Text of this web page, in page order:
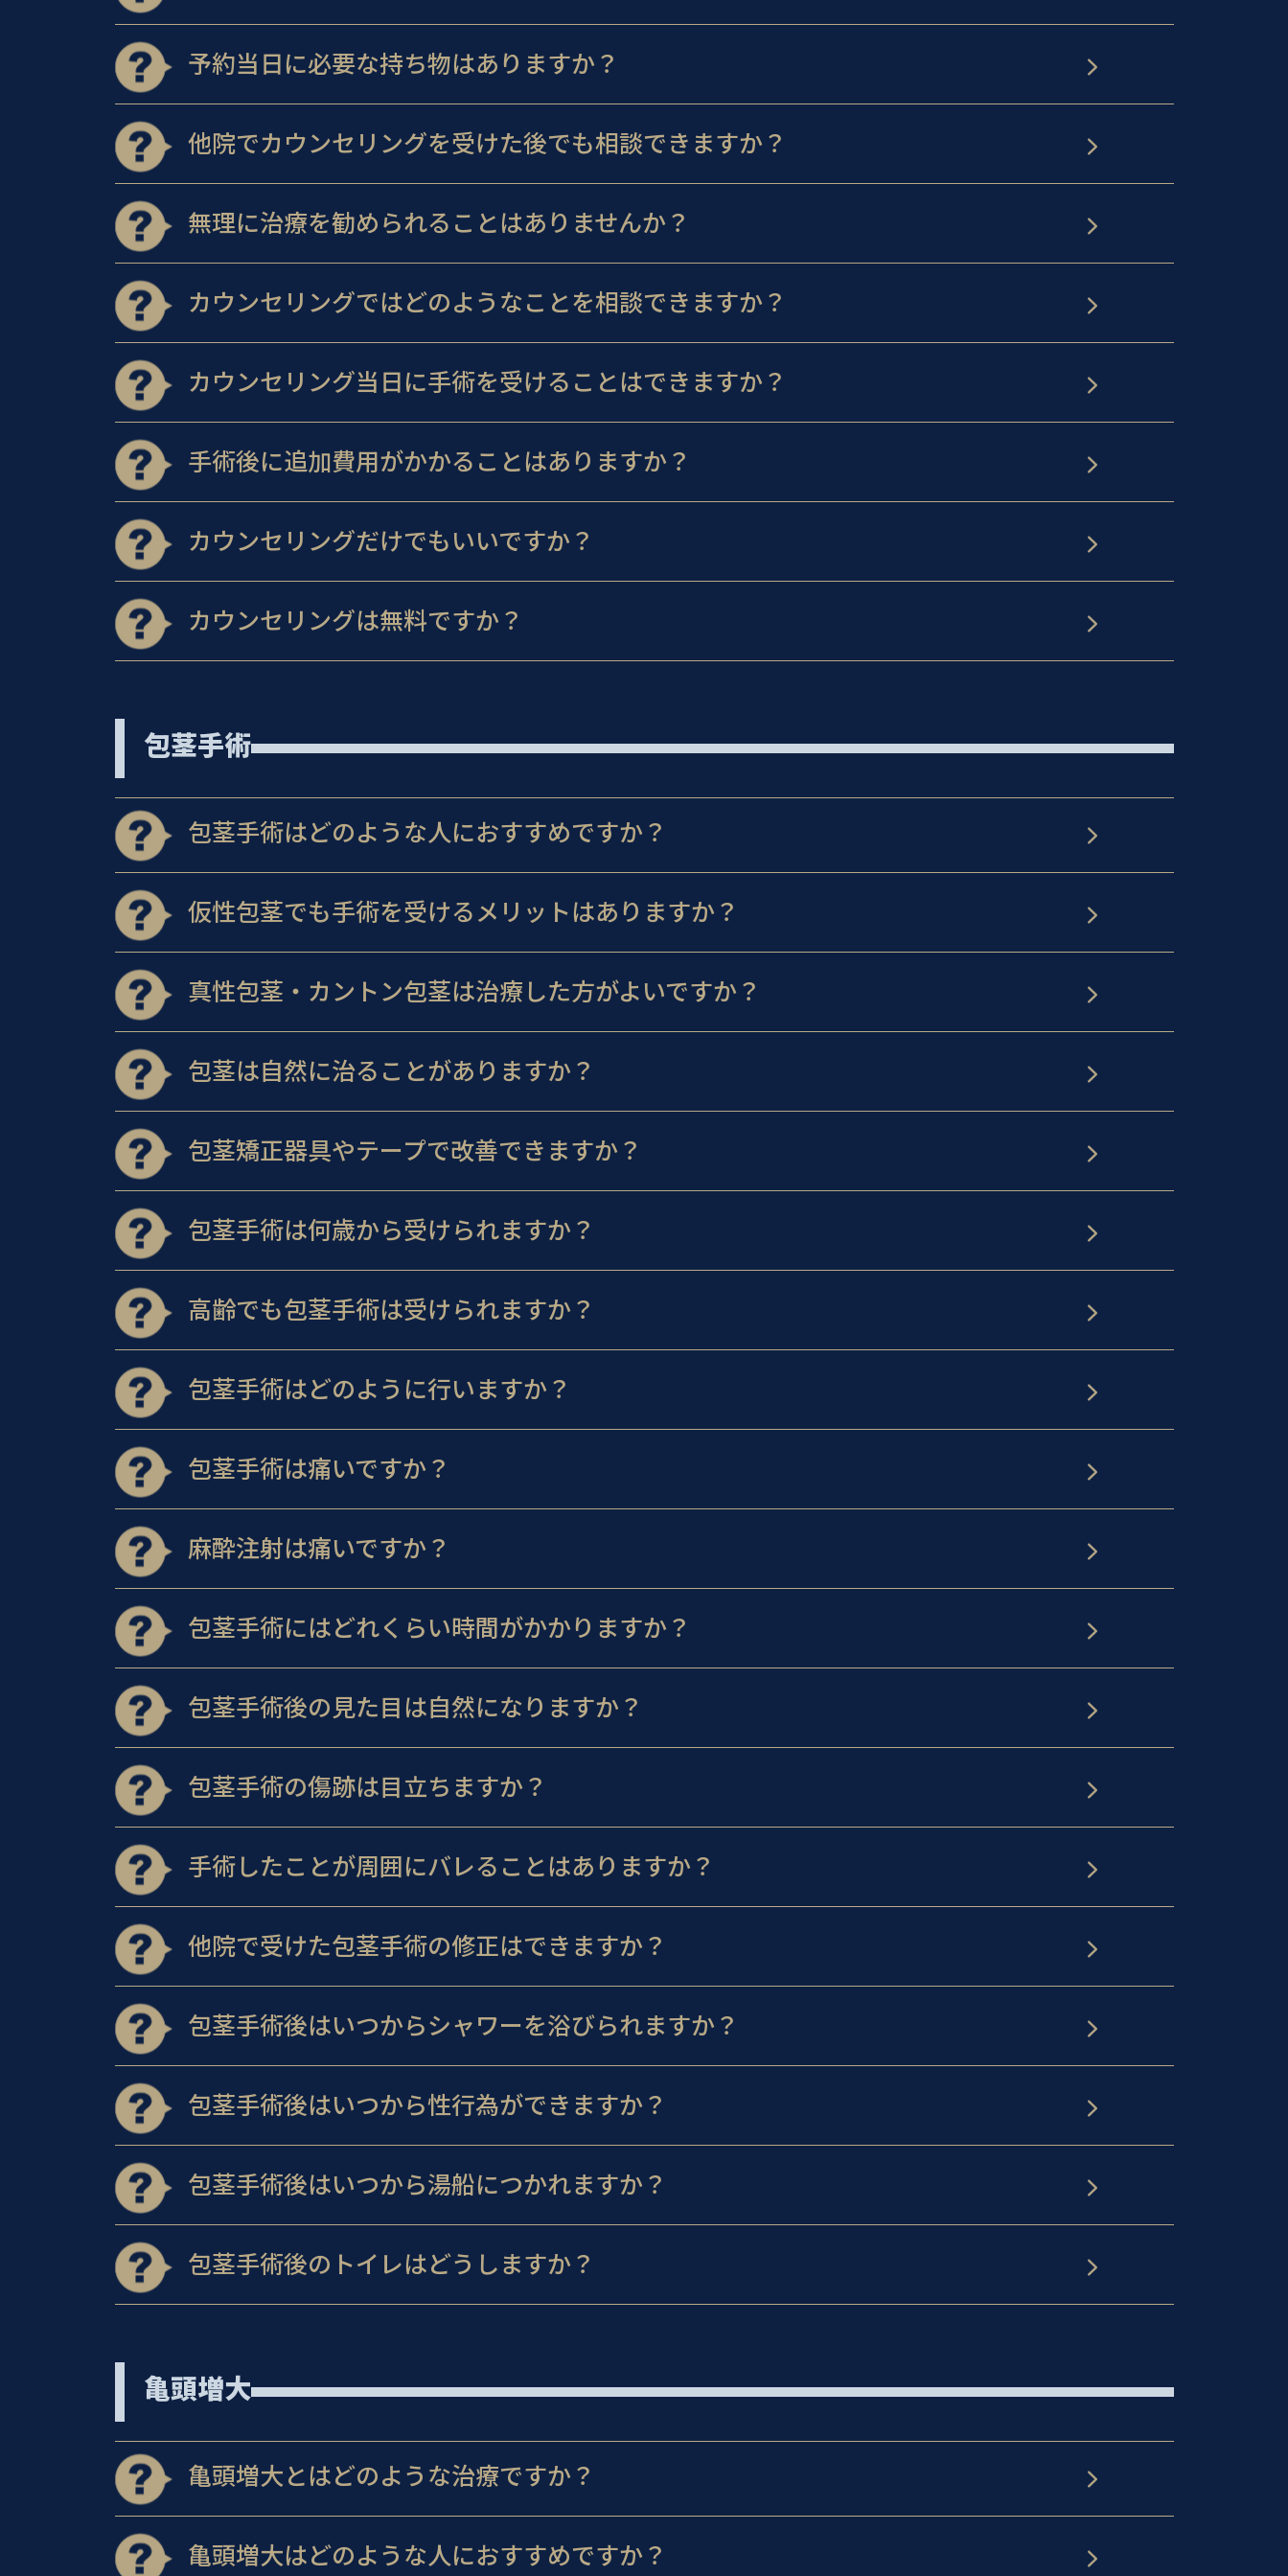
予約当日に必要な持ち物はありますか？
他院でカウンセリングを受けた後でも相談できますか？
無理に治療を勧められることはありませんか？
カウンセリングではどのようなことを相談できますか？
カウンセリング当日に手術を受けることはできますか？
手術後に追加費用がかかることはありますか？
カウンセリングだけでもいいですか？
カウンセリングは無料ですか？
包茎手術
包茎手術はどのような人におすすめですか？
仮性包茎でも手術を受けるメリットはありますか？
真性包茎・カントン包茎は治療した方がよいですか？
包茎は自然に治ることがありますか？
包茎矯正器具やテープで改善できますか？
包茎手術は何歳から受けられますか？
高齢でも包茎手術は受けられますか？
包茎手術はどのように行いますか？
包茎手術は痛いですか？
麻酔注射は痛いですか？
包茎手術にはどれくらい時間がかかりますか？
包茎手術後の見た目は自然になりますか？
包茎手術の傷跡は目立ちますか？
手術したことが周囲にバレることはありますか？
他院で受けた包茎手術の修正はできますか？
包茎手術後はいつからシャワーを浴びられますか？
包茎手術後はいつから性行為ができますか？
包茎手術後はいつから湯船につかれますか？
包茎手術後のトイレはどうしますか？
亀頭増大
亀頭増大とはどのような治療ですか？
亀頭増大はどのような人におすすめですか？